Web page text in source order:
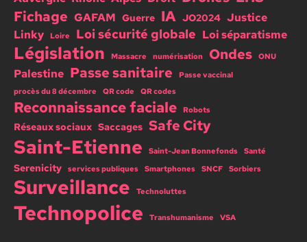
Fichage GAFAM Guerre IA JO2024 Justice
Linky
Loire Loi sécurité globale Loi séparatisme
Législation Massacre numérisation Ondes ONU
Palestine Passe sanitaire
Passe vaccinal
procès du 8 décembre
QR code QR codes
Reconnaissance faciale Robots
Réseaux sociaux Saccages Safe City
Saint-Etienne Saint-Jean Bonnefonds Santé
Serenicity services publiques Smartphones SNCF Sorbiers
Surveillance Technoluttes
Technopolice Transhumanisme VSA